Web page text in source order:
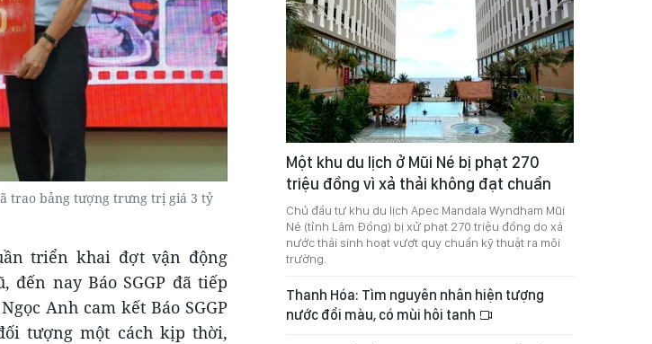
trao bảng tượng trưng trị giá 3 tỷ
triển khai đợt vận động
đến nay Báo SGGP đã tiếp
Anh cam kết Báo SGGP
tượng một cách kịp thời,
Một khu du lịch ở Mũi Né bị phạt 270
triệu đồng vì xả thải không đạt chuẩn
Chủ đầu tư khu du lịch Apec Mandala Wyndham Mũi
Né (tỉnh Lâm Đồng) bị xử phạt 270 triệu đồng do xả
nước thải sinh hoạt vượt quy chuẩn kỹ thuật ra môi
trường.
Thanh Hóa: Tìm nguyên nhân hiện tượng
nước đổi màu, có mùi hôi tanh